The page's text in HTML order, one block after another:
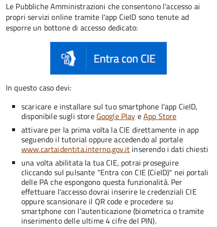
Le Pubbliche Amministrazioni che consentono l’accesso ai
propri servizi online tramite l'app CieID sono tenute ad
esporre un bottone di accesso dedicato:
In questo caso devi:
scaricare e installare sul tuo smartphone l'app CieID,
disponibile sugli store Google Play eApp Store
attivare per la prima volta la CIE direttamente in app
seguendo il tutorial oppure accedendo al portale
www.cartaidentita.interno.gov.it inserendo i dati chiesti
una volta abilitata la tua CIE, potrai proseguire
cliccando sul pulsante "Entra con CIE (CieID)" nei portali
delle PA che espongono questa funzionalità. Per
effettuare l'accesso dovrai inserire le credenziali CIE
oppure scansionare il QR code e procedere su
smartphone con l'autenticazione (biometrica o tramite
inserimento delle ultime 4 cifre del PIN).